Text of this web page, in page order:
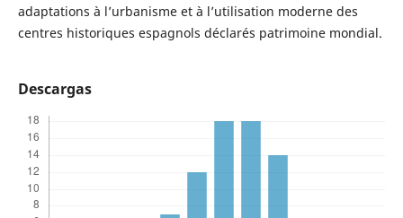
adaptations à l’urbanisme et à l’utilisation moderne des
centres historiques espagnols déclarés patrimoine mondial.
Descargas